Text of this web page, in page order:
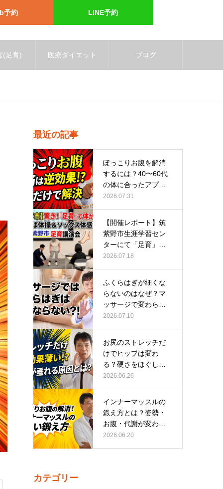
予約 LINE予約
(足育) 医療ダイエット ブログ
最近の記事
ぽっこりお腹を解消
するには？40〜60代
の体に合ったアプロ
ーチ
2026.07.31
【開催レポート】筑
紫野市生涯学習セン
ターにて「足育」講
演会に登壇し…
2026.07.18
ふくらはぎが細くな
らないのはなぜ？マ
ッサージで変わらな
い根本原因
2026.07.10
お尻のストレッチだ
けでヒップは変わ
る？硬さをほぐして
整える正しい方…
2026.06.26
インナーマッスルの
鍛え方とは？姿勢・
お腹・代謝が変わる
トレーニング…
2026.06.20
カテゴリー